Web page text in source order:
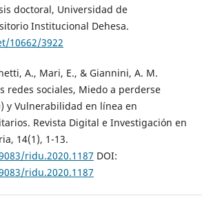
doctoral, Universidad de
Institucional Dehesa.
10662/3922
A., Mari, E., & Giannini, A. M.
redes sociales, Miedo a perderse
y Vulnerabilidad en línea en
Revista Digital e Investigación en
14(1), 1-13.
ridu.2020.1187 DOI:
ridu.2020.1187